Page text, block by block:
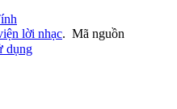
lời nhạc. Mã nguồn
dụng